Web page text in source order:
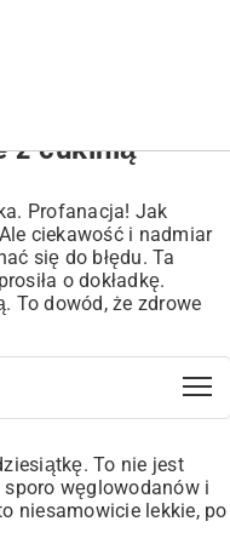
z cukinią
Profanacja! Jak
ciekawość i nadmiar
się do błędu. Ta
o dokładkę.
To dowód, że zdrowe
To nie jest
węglowodanów i
niesamowicie lekkie, po